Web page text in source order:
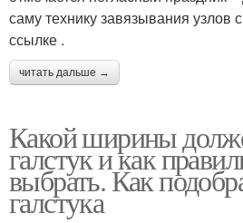
саму технику завязывания узлов
ссылке .
читать дальше →
Какой ширины
галстук и как
выбрать. Как
галстука